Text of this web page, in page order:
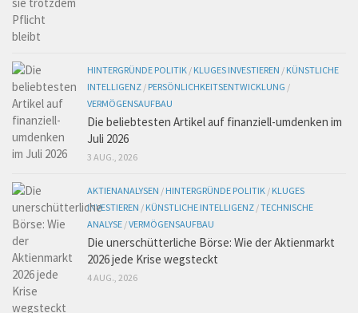
HINTERGRÜNDE POLITIK / KLUGES INVESTIEREN / KÜNSTLICHE
INTELLIGENZ / PERSÖNLICHKEITSENTWICKLUNG /
VERMÖGENSAUFBAU
Die beliebtesten Artikel auf finanziell-umdenken im
Juli 2026
3 AUG., 2026
AKTIENANALYSEN / HINTERGRÜNDE POLITIK / KLUGES
INVESTIEREN / KÜNSTLICHE INTELLIGENZ /TECHNISCHE
ANALYSE /VERMÖGENSAUFBAU
Die unerschütterliche Börse: Wie der Aktienmarkt
2026 jede Krise wegsteckt
4 AUG., 2026